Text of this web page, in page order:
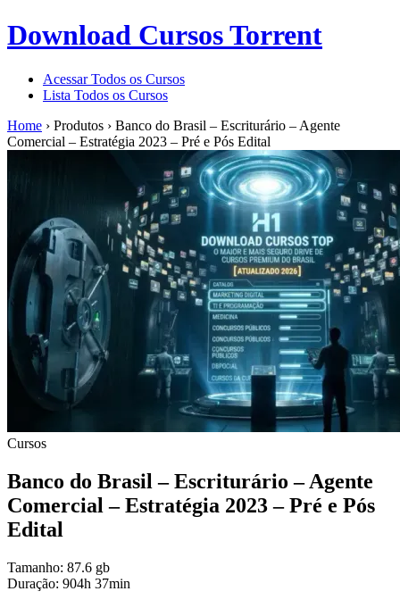
Download Cursos Torrent
Acessar Todos os Cursos
Lista Todos os Cursos
Home › Produtos › Banco do Brasil – Escriturário – Agente
Comercial – Estratégia 2023 – Pré e Pós Edital
Cursos
Banco do Brasil – Escriturário – Agente
Comercial – Estratégia 2023 – Pré e Pós
Edital
Tamanho: 87.6 gb
Duração: 904h 37min